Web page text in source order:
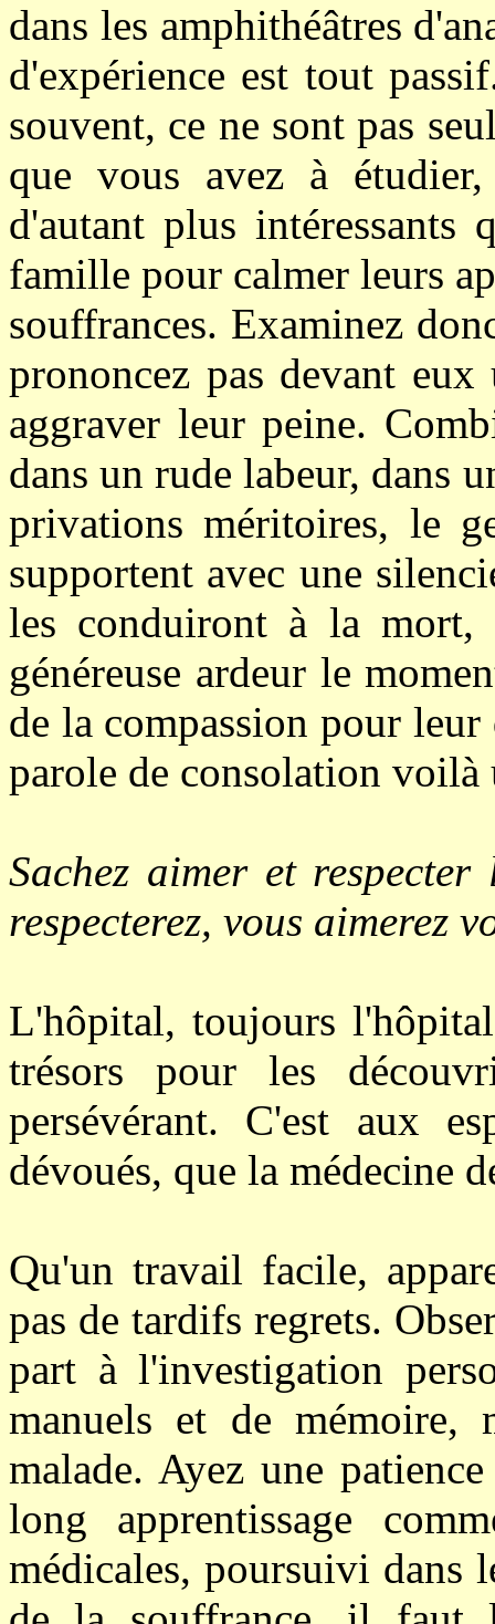
dans les amphithéâtres
d'expérience est tout
souvent, ce ne sont pas
que vous avez à
d'autant plus
famille pour calmer leurs
souffrances. Examinez
prononcez pas devant
aggraver leur peine.
dans un rude labeur, dans
privations méritoires, le
supportent avec une
les conduiront à la mort,
généreuse ardeur le
de la compassion pour
parole de consolation
Sachez aimer et
respecterez, vous aimerez
L'hôpital, toujours
trésors pour les
persévérant. C'est aux
dévoués, que la médecine
Qu'un travail facile,
pas de tardifs regrets.
part à l'investigation
manuels et de
malade. Ayez une
long apprentissage
médicales, poursuivi dans